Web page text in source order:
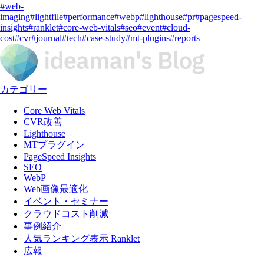
#web-
imaging#lightfile#performance#webp#lighthouse#pr#pagespeed-
insights#ranklet#core-web-vitals#seo#event#cloud-
cost#cvr#journal#tech#case-study#mt-plugins#reports
カテゴリー
Core Web Vitals
CVR改善
Lighthouse
MTプラグイン
PageSpeed Insights
SEO
WebP
Web画像最適化
イベント・セミナー
クラウドコスト削減
事例紹介
人気ランキング表示 Ranklet
広報